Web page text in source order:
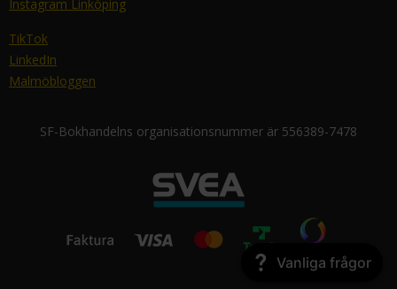
Instagram Linköping
TikTok
LinkedIn
Malmöbloggen
SF-Bokhandelns organisationsnummer är 556389-7478
Vanliga frågor